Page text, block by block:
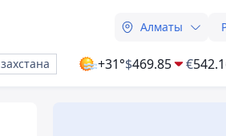
Алматы
+31°$469.85 €